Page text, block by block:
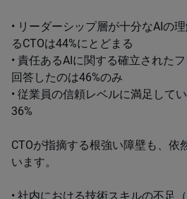
• リーダーシップ層が十分なAIの
るCTOは44%にとどまる
• 責任あるAIに関する確立された
回答したのは46%のみ
• 従業員の信頼レベルに満足して
36%
CTOが指摘する根強い障壁も、依
います。
• 社内における技術スキルの不足（